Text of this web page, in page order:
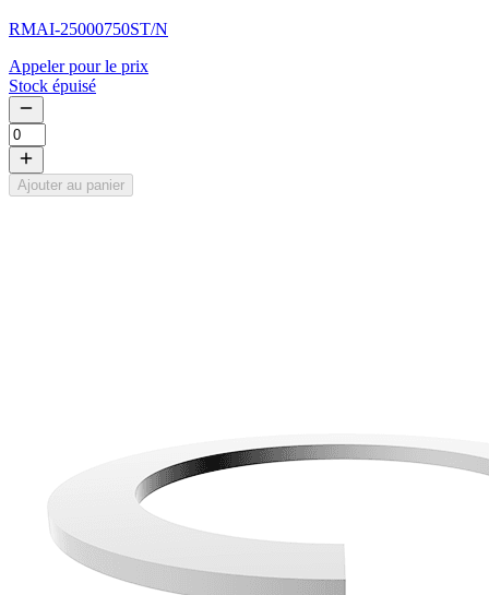
RMAI-25000750ST/N
Appeler pour le prix
Stock épuisé
Ajouter au panier